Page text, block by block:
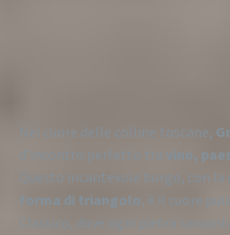
Nel cuore delle colline toscane,
d’incontro perfetto tra vino,
Questo incantevole borgo, con la
forma di triangolo, è il cuore
Classico, dove ogni pietra